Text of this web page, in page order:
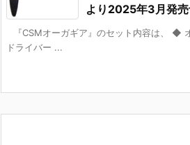
より2025年3月発売
『CSMオーガギア』のセット内容は、 ◆
ドライバー ...